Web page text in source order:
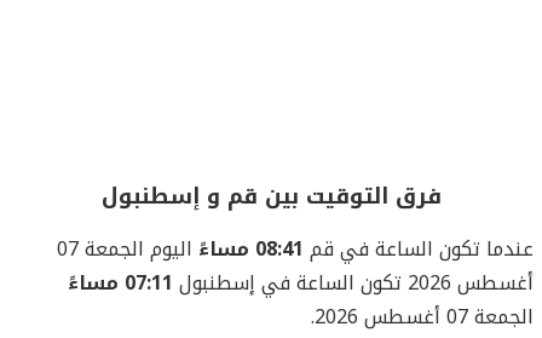
فرق التوقيت بين قم و إسطنبول
عندما تكون الساعة في قم 08:41 مساءً
اليوم الجمعة 07
أغسطس 2026 تكون الساعة في إسطنبول
07:11 مساءً
الجمعة 07 أغسطس 2026.